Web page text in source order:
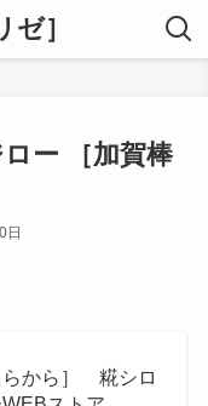
］
ー ［加賀棒
日
らから］ 糀シロ